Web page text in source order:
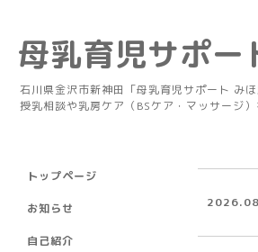
母乳育児サポー
石川県金沢市新神田「母乳育児サポート み
授乳相談や乳房ケア（BSケア・マッサージ
トップページ
お知らせ
自己紹介